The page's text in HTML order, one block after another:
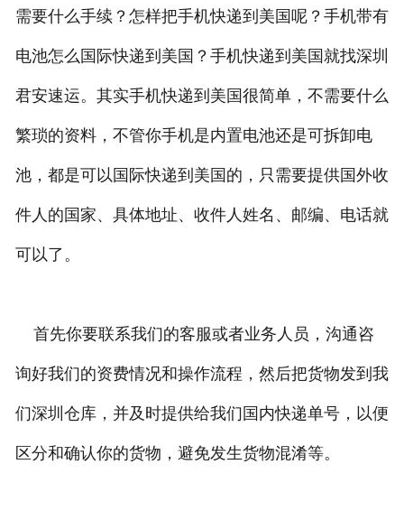
需要什么手续？怎样把手机快递到美国呢？手机带有
电池怎么国际快递到美国？手机快递到美国就找深圳
君安速运。其实手机快递到美国很简单，不需要什么
繁琐的资料，不管你手机是内置电池还是可拆卸电
池，都是可以国际快递到美国的，只需要提供国外收
件人的国家、具体地址、收件人姓名、邮编、电话就
可以了。
首先你要联系我们的客服或者业务人员，沟通咨
询好我们的资费情况和操作流程，然后把货物发到我
们深圳仓库，并及时提供给我们国内快递单号，以便
区分和确认你的货物，避免发生货物混淆等。